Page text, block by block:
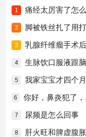
1 痛经太厉害了怎
2 脚被铁丝扎了用
3 乳腺纤维瘤手术
4 生脉饮口服液跟
5 我家宝宝才四个
6
7 尿频是怎么回事
8 肝火旺和脾虚腹